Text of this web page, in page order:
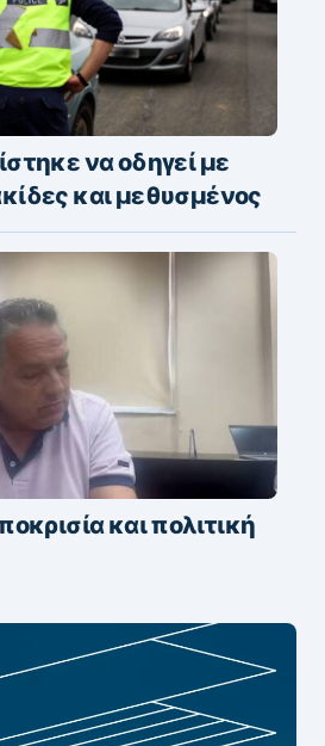
να οδηγεί με
και μεθυσμένος
και πολιτική